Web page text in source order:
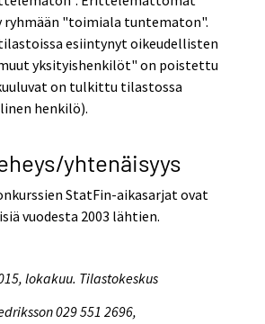
"toimiala tuntematon".
esiintynyt oikeudellisten
yksityishenkilöt" on poistettu
on tulkittu tilastossa
henkilö).
yhtenäisyys
StatFin-aikasarjat ovat
vuodesta 2003 lähtien.
lokakuu. Tilastokeskus
029 551 2696,